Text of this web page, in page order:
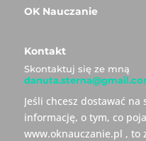
OK Nauczanie
Kontakt
Skontaktuj się ze mną
Jeśli chcesz dostawać
informację, o tym, co
www.oknauczanie.pl , to